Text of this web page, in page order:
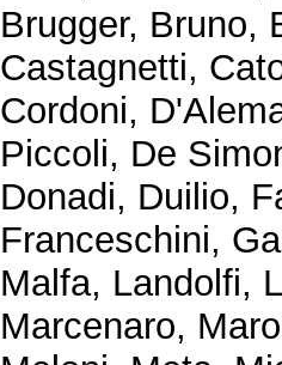
Brugger, Bruno,
Castagnetti,
Cordoni,
Piccoli, De
Donadi, Duilio,
Franceschini,
Malfa, Landolfi,
Marcenaro,